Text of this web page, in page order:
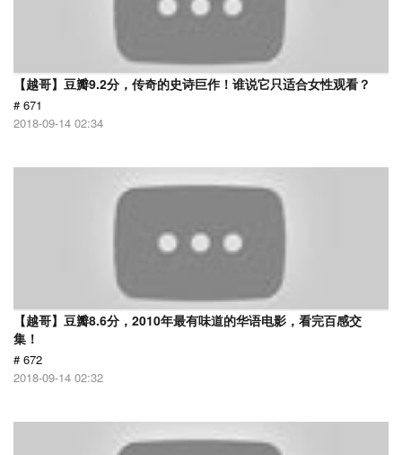
【越哥】豆瓣9.2分，传奇的史诗巨作！谁说它只适合女性观看？
# 671
2018-09-14 02:34
【越哥】豆瓣8.6分，2010年最有味道的华语电影，看完百感交
集！
# 672
2018-09-14 02:32